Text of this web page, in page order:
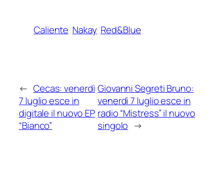
Caliente Nakay Red&Blue
← Cecas: venerdì
7 luglio esce in
digitale il nuovo EP
“Bianco”
Giovanni Segreti Bruno:
venerdì 7 luglio esce in
radio “Mistress” il nuovo
singolo →